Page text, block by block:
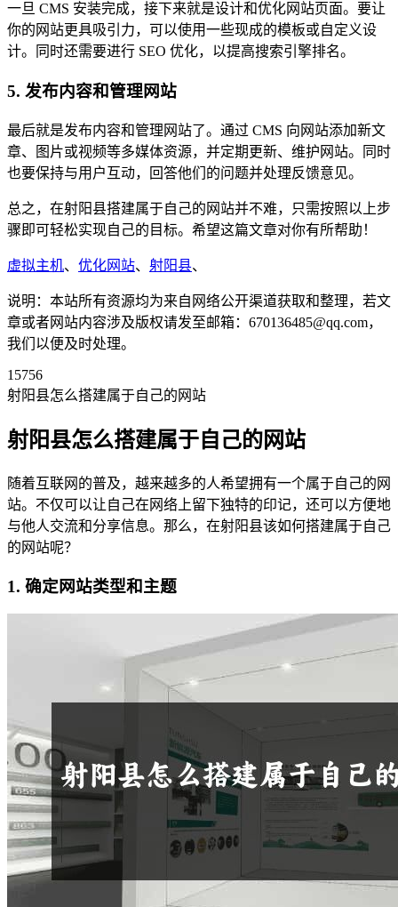
一旦 CMS 安装完成，接下来就是设计和优化网站页面。要让
你的网站更具吸引力，可以使用一些现成的模板或自定义设
计。同时还需要进行 SEO 优化，以提高搜索引擎排名。
5. 发布内容和管理网站
最后就是发布内容和管理网站了。通过 CMS 向网站添加新文
章、图片或视频等多媒体资源，并定期更新、维护网站。同时
也要保持与用户互动，回答他们的问题并处理反馈意见。
总之，在射阳县搭建属于自己的网站并不难，只需按照以上步
骤即可轻松实现自己的目标。希望这篇文章对你有所帮助！
虚拟主机、 优化网站、 射阳县、
说明：本站所有资源均为来自网络公开渠道获取和整理，若文
章或者网站内容涉及版权请发至邮箱：670136485@qq.com，
我们以便及时处理。
15756
射阳县怎么搭建属于自己的网站
射阳县怎么搭建属于自己的网站
随着互联网的普及，越来越多的人希望拥有一个属于自己的网
站。不仅可以让自己在网络上留下独特的印记，还可以方便地
与他人交流和分享信息。那么，在射阳县该如何搭建属于自己
的网站呢？
1. 确定网站类型和主题